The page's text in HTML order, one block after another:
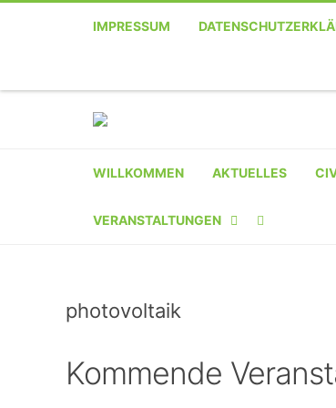
IMPRESSUM
WILLKOMMEN AKTUELLES
VERANSTALTUNGEN
VERANSTALTER-
VERANSTALTUNG
photovoltaik
Kommende